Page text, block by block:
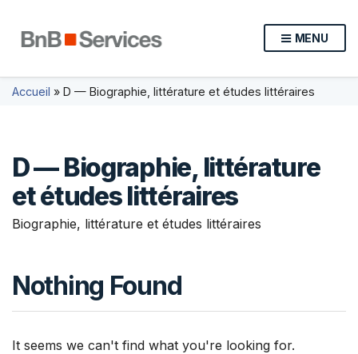
MENU
Accueil » D — Biographie, littérature et études littéraires
D — Biographie, littérature
et études littéraires
Biographie, littérature et études littéraires
Nothing Found
It seems we can't find what you're looking for.